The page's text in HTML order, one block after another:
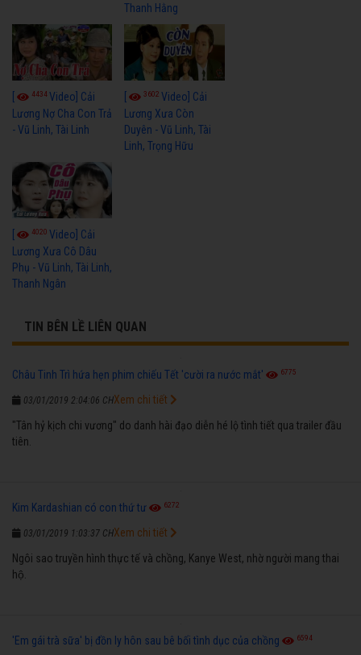
Thanh Hằng
4434Video] Cải
Lương Nợ Cha Con Trả
- Vũ Linh, Tài Linh
3602Video] Cải
Lương Xưa Còn
Duyên - Vũ Linh, Tài
Linh, Trọng Hữu
[ 4020 Video] Cải
Lương Xưa Cô Dâu
Phụ - Vũ Linh, Tài Linh,
Thanh Ngân
TIN BÊN LỀ LIÊN QUAN
Châu Tinh Trì hứa hẹn phim chiếu Tết 'cười ra nước mắt' 6775
03/01/2019 2:04:06 CH
"Tân hỷ kịch chi vương" do danh hài đạo diễn hé lộ tình tiết qua trailer đầu
tiên.
Xem chi tiết
Kim Kardashian có con thứ tư 6272
03/01/2019 1:03:37 CH
Ngôi sao truyền hình thực tế và chồng, Kanye West, nhờ người mang thai
hộ.
Xem chi tiết
'Em gái trà sữa' bị đồn ly hôn sau bê bối tình dục của chồng 6594